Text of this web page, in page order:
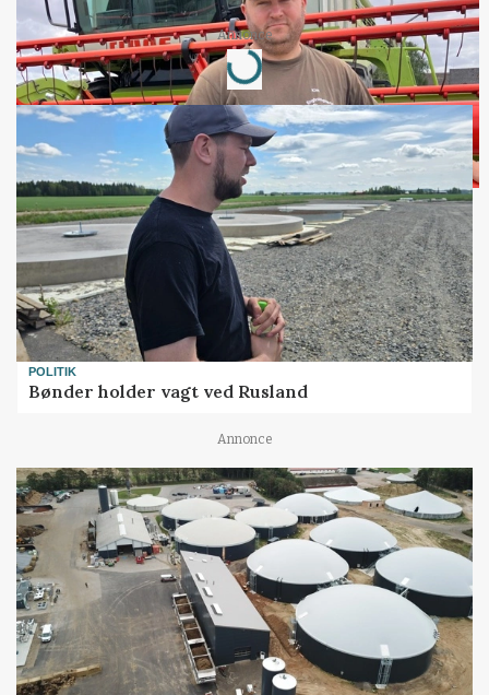
Annonce
Loading...
POLITIK
Bønder holder vagt ved Rusland
Annonce